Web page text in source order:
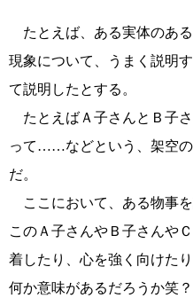
たとえば、ある実体のあ
現象について、うまく説明
て説明したとする。
たとえばＡ子さんとＢ子
って……などという、架空
だ。
ここにおいて、ある物事
このＡ子さんやＢ子さんや
着したり、心を強く向けた
何か意味があるだろうか笑？